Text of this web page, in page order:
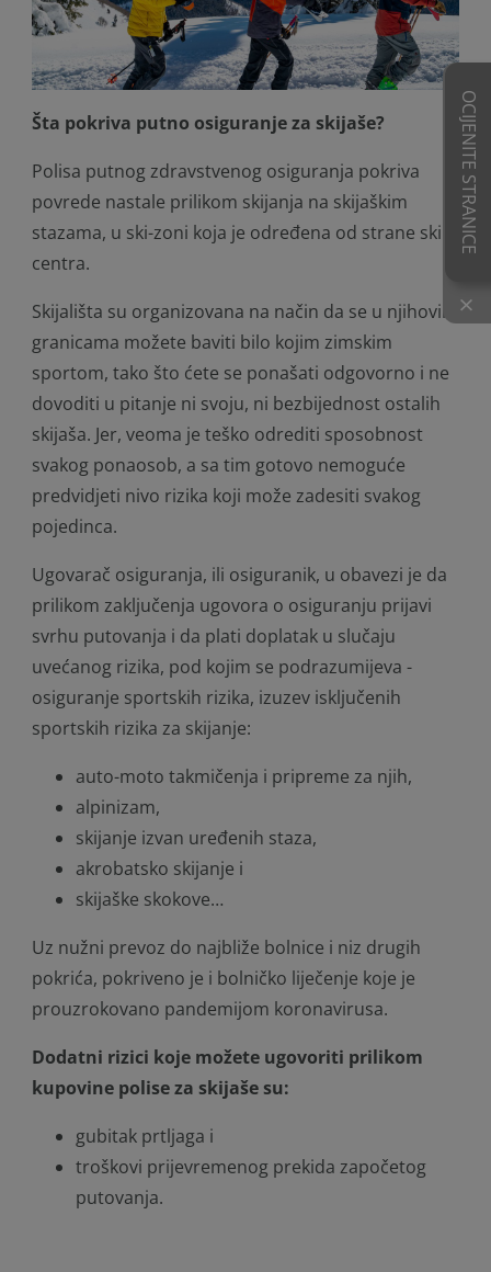
Šta pokriva putno osiguranje za skijaše?
Polisa putnog zdravstvenog osiguranja pokriva
povrede nastale prilikom skijanja na skijaškim
stazama, u ski-zoni koja je određena od strane ski
centra.
Skijališta su organizovana na način da se u njihovim
granicama možete baviti bilo kojim zimskim
sportom, tako što ćete se ponašati odgovorno i ne
dovoditi u pitanje ni svoju, ni bezbijednost ostalih
skijaša. Jer, veoma je teško odrediti sposobnost
svakog ponaosob, a sa tim gotovo nemoguće
predvidjeti nivo rizika koji može zadesiti svakog
pojedinca.
Ugovarač osiguranja, ili osiguranik, u obavezi je da
prilikom zaključenja ugovora o osiguranju prijavi
svrhu putovanja i da plati doplatak u slučaju
uvećanog rizika, pod kojim se podrazumijeva -
osiguranje sportskih rizika, izuzev isključenih
sportskih rizika za skijanje:
auto-moto takmičenja i pripreme za njih,
alpinizam,
skijanje izvan uređenih staza,
akrobatsko skijanje i
skijaške skokove…
Uz nužni prevoz do najbliže bolnice i niz drugih
pokrića, pokriveno je i bolničko liječenje koje je
prouzrokovano pandemijom koronavirusa.
Dodatni rizici koje možete ugovoriti prilikom
kupovine polise za skijaše su:
gubitak prtljaga i
troškovi prijevremenog prekida započetog
putovanja.
×
OCIJENITE STRANICE